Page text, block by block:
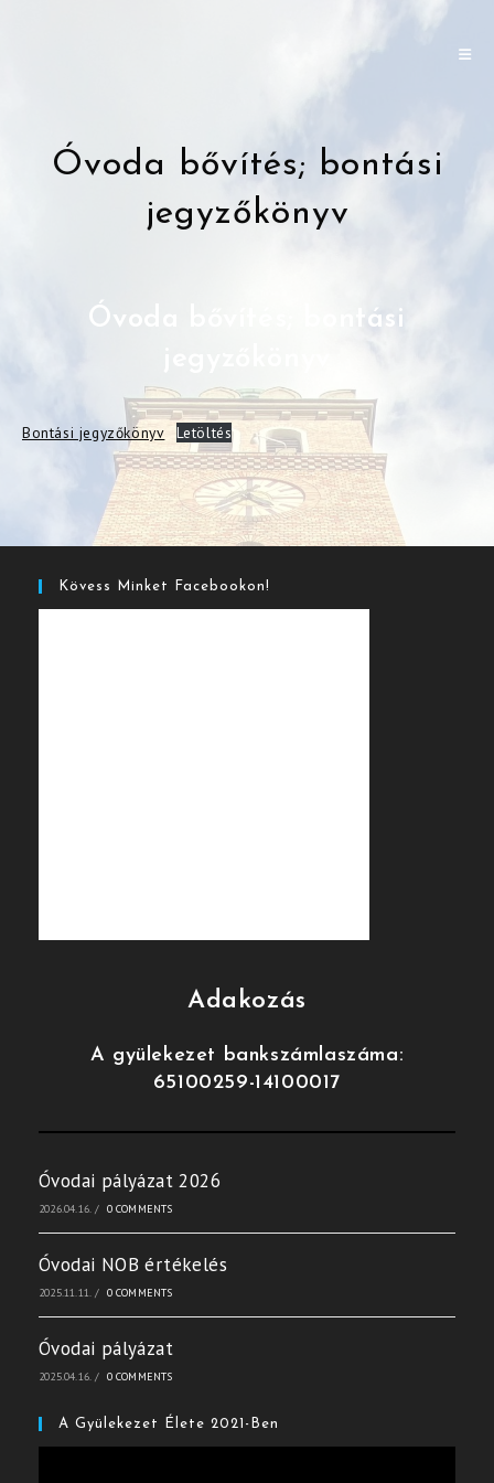
Óvoda bővítés; bontási
jegyzőkönyv
Óvoda bővítés; bontási
Bontási jegyzőkönyv Letöltés
Kövess Minket Facebookon!
Adakozás
A gyülekezet bankszámlaszáma:
65100259-14100017
Óvodai pályázat 2026
2026.04.16. / 0 COMMENTS
Óvodai NOB értékelés
2025.11.11. / 0 COMMENTS
Óvodai pályázat
2025.04.16. / 0 COMMENTS
A Gyülekezet Élete 2021-Ben